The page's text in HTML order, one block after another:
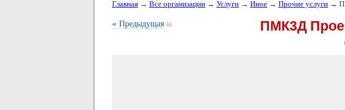
Главная → Все организации → Услуги → Иное → Прочие услуги →
« Предыдущая 66 ПМК3Д